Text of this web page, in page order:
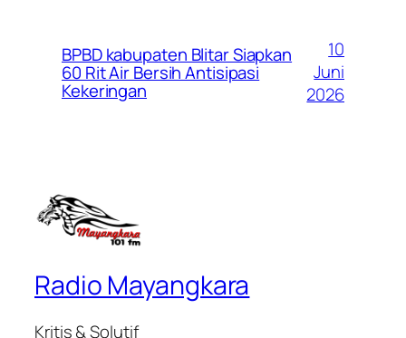
BPBD kabupaten Blitar Siapkan
60 Rit Air Bersih Antisipasi
Kekeringan
10
Juni
2026
Radio Mayangkara
Kritis & Solutif